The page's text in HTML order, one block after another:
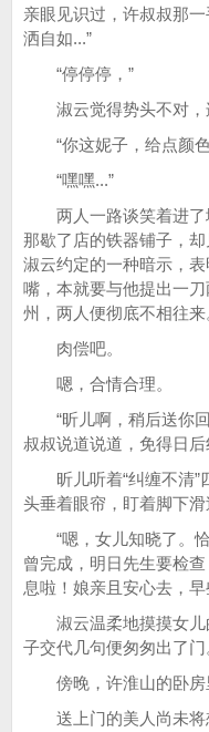
亲眼见识过，许叔叔那
洒自如...”
“停停停，”
淑云觉得势头不对，
“你这妮子，给点颜色
“嘿嘿...”
两人一路谈笑着进了
那歇了店的铁器铺子，
淑云约定的一种暗示，
嘴，本就要与他提出一
州，两人便彻底不相往
肉偿吧。
嗯，合情合理。
“昕儿啊，稍后送你回
叔叔说道说道，免得日后
昕儿听着“纠缠不清”
头垂着眼帘，盯着脚下滑
“嗯，女儿知晓了。恰
曾完成，明日先生要检
息啦！娘亲且安心去，
淑云温柔地摸摸女儿
子交代几句便匆匆出了门
傍晚，许淮山的卧房
送上门的美人尚未将